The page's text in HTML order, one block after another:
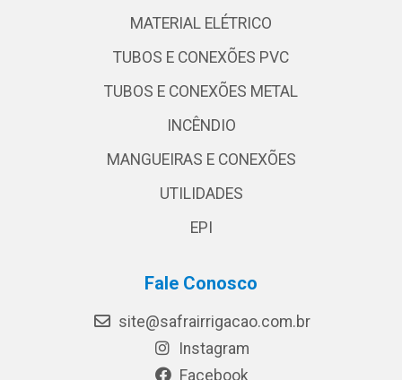
MATERIAL ELÉTRICO
TUBOS E CONEXÕES PVC
TUBOS E CONEXÕES METAL
INCÊNDIO
MANGUEIRAS E CONEXÕES
UTILIDADES
EPI
Fale Conosco
site@safrairrigacao.com.br
Instagram
Facebook